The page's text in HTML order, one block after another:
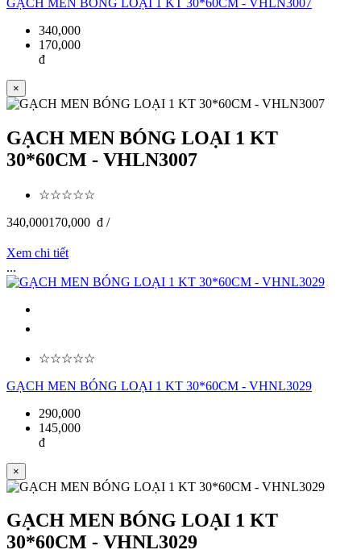
340,000
170,000
đ
×
GẠCH MEN BÓNG LOẠI 1 KT
30*60CM - VHLN3007
☆☆☆☆☆
340,000170,000 đ /
Xem chi tiết
...
☆☆☆☆☆
GẠCH MEN BÓNG LOẠI 1 KT 30*60CM - VHNL3029
290,000
145,000
đ
×
GẠCH MEN BÓNG LOẠI 1 KT
30*60CM - VHNL3029